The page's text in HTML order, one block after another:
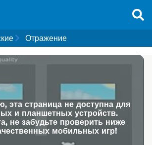
Отражение
эта страница не доступна для
и планшетных устройств.
не забудьте проверить ниже
мобильных игр!